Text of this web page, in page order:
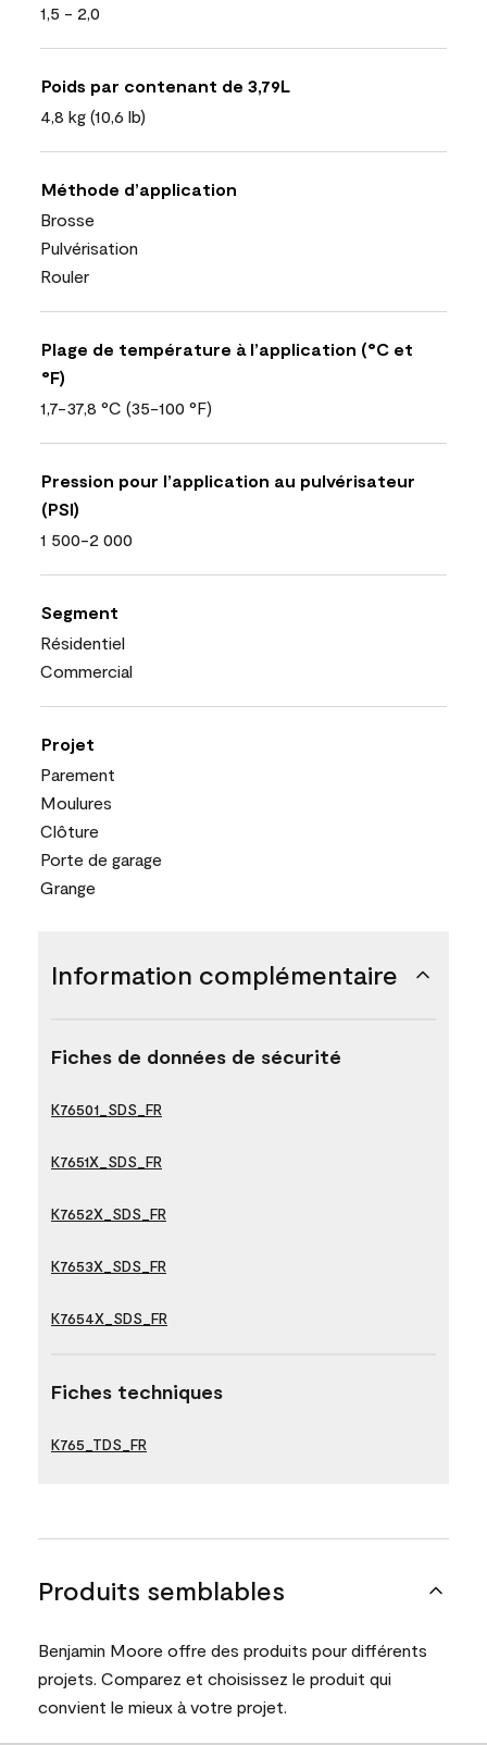
1,5 - 2,0
Poids par contenant de 3,79L
4,8 kg (10,6 lb)
Méthode d’application
Brosse
Pulvérisation
Rouler
Plage de température à l’application (°C et
°F)
1,7-37,8 °C (35-100 °F)
Pression pour l’application au pulvérisateur
(PSI)
1 500-2 000
Segment
Résidentiel
Commercial
Projet
Parement
Moulures
Clôture
Porte de garage
Grange
Information complémentaire
Fiches de données de sécurité
K76501_SDS_FR
K7651X_SDS_FR
K7652X_SDS_FR
K7653X_SDS_FR
K7654X_SDS_FR
Fiches techniques
K765_TDS_FR
Produits semblables
Benjamin Moore offre des produits pour différents
projets. Comparez et choisissez le produit qui
convient le mieux à votre projet.